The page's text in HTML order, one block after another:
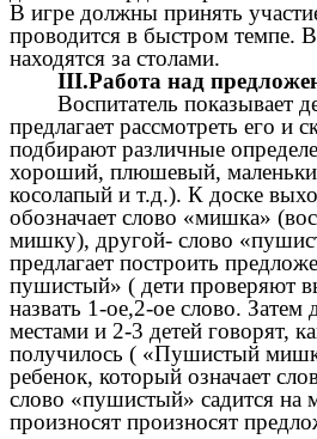
В игре должны принять
проводится в быстром темпе.
находятся за столами.
III.Работа над
Воспитатель показывает
предлагает рассмотреть его и
подбирают различные
хороший, плюшевый,
косолапый и т.д.). К доске
обозначает слово «мишка»
мишку), другой- слово
предлагает построить
пушистый» ( дети проверяют
назвать 1-ое,2-ое слово. Затем
местами и 2-3 детей говорят,
получилось ( «Пушистый
ребенок, который означает
слово «пушистый» садится на
произносят произносят